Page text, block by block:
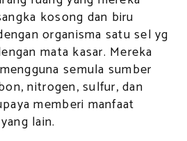
kosong dan biru
organisma satu sel yg
mata kasar. Mereka
semula sumber
nitrogen, sulfur, dan
memberi manfaat
lain.